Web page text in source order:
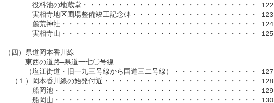
役料池の地蔵堂・・・・・・・・・・・・・・・・・・・・・・・・・ 122
実相寺地区圃場整備竣工記念碑・・・・・・・・・・・・・・・・・・ 123
麓荒神社・・・・・・・・・・・・・・・・・・・・・・・・・・・・ 124
実相寺山・・・・・・・・・・・・・・・・・・・・・・・・・・・・ 125
（四）県道岡本香川線
東西の道路―県道一七〇号線
（塩江街道・旧一九三号線から国道三二号線）・・・・・・・・・・・・ 127
（１）岡本香川線の始発付近・・・・・・・・・・・・・・・・・・・・・・ 128
船岡池・・・・・・・・・・・・・・・・・・・・・・・・・・・・・ 129
船岡山・・・・・・・・・・・・・・・・・・・・・・・・・・・・・ 130